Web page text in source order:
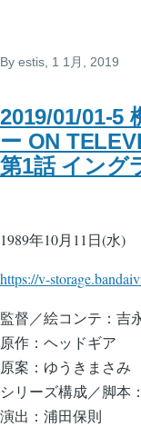
By estis, 1 1月, 2019
2019/01/01-5
ー ON
第1話 イング
1989年10月11日(水)
https://v-
監督／絵コンテ：吉
原作：ヘッドギア
原案：ゆうきまさみ
シリーズ構成／脚本
演出：浦田保則